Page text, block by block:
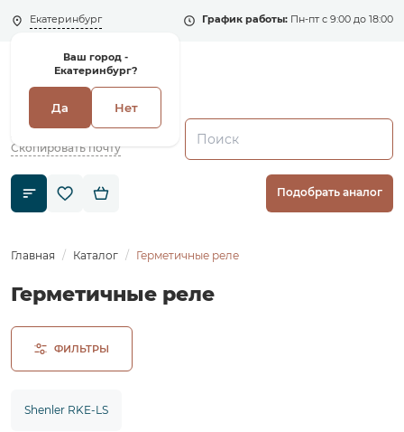
Екатеринбург
Ваш город -
Екатеринбург?
Да Нет
График работы: Пн-пт с 9:00 до 18:00
Скопировать почту
Подобрать аналог
Главная Каталог Герметичные реле
Герметичные реле
ФИЛЬТРЫ
Shenler RKE-LS